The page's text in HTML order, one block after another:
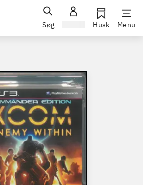
Søg Husk Menu